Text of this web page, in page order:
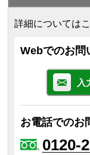
詳細については
Webでのお問
入
お電話でのお
0120-